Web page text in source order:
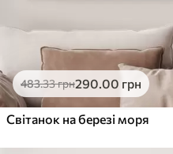
483.33грн290.00 грн
Світанок на березі моря